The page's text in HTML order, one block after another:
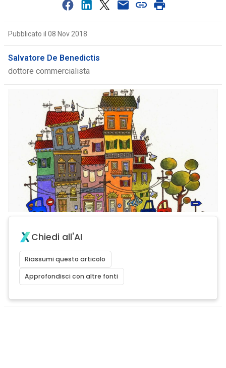
Pubblicato il 08 Nov 2018
Salvatore De Benedictis
dottore commercialista
Chiedi all'AI
Riassumi questo articolo
Approfondisci con altre fonti